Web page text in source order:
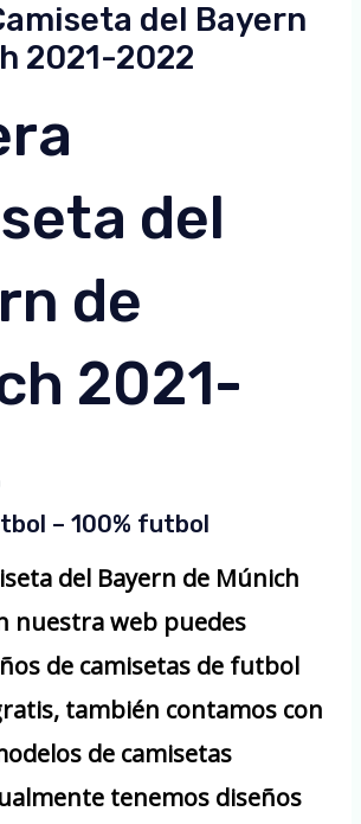
del Bayern
2021-2022
del
de
2021-
– 100% futbol
del Bayern de Múnich
nuestra web puedes
de camisetas de futbol
también contamos con
de camisetas
tenemos diseños